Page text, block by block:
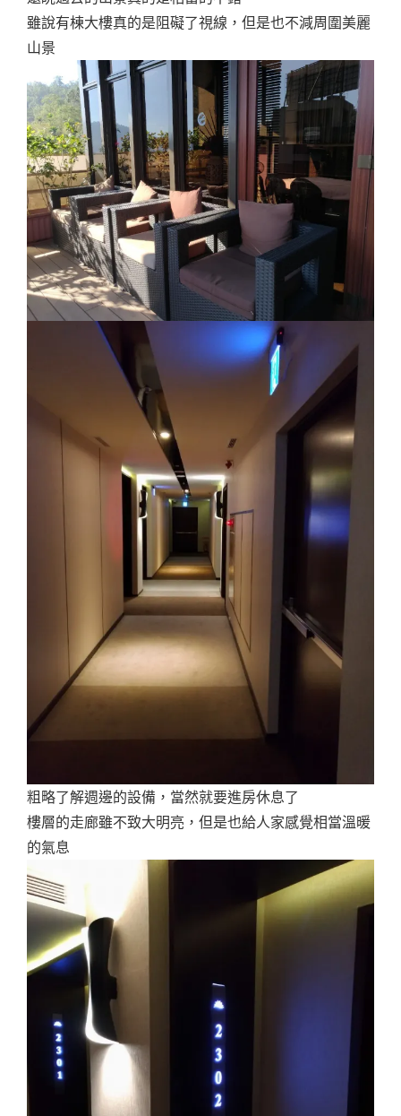
雖說有棟大樓真的是阻礙了視線，但是也不減周圍美麗
山景
粗略了解週邊的設備，當然就要進房休息了
樓層的走廊雖不致大明亮，但是也給人家感覺相當溫暖
的氣息